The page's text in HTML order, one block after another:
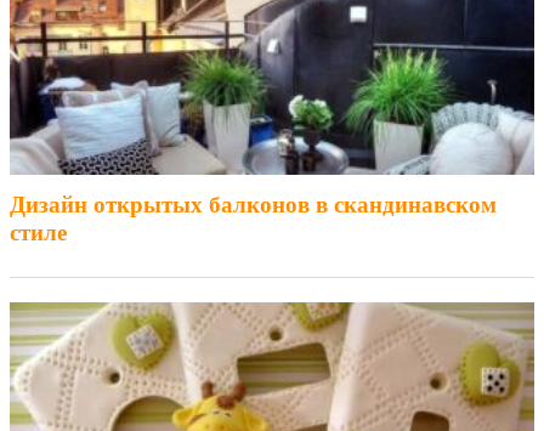
Дизайн открытых балконов в скандинавском
стиле